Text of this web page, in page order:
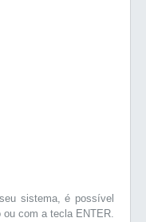
sistema, é possível
com a tecla ENTER.